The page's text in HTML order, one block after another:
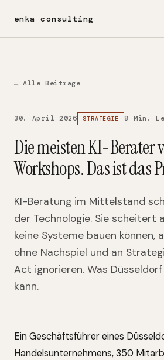
enka consulting
← Alle Beiträge
30. April 2026 STRATEGIE 8 Min.
Die meisten KI-Berater
Workshops. Das ist das
KI-Beratung im Mittelstand
der Technologie. Sie scheitert
keine Systeme bauen können,
ohne Nachspiel und an
Act ignorieren. Was
kann.
Ein Geschäftsführer eines
Handelsunternehmens, 350